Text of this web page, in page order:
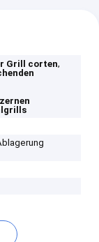
Grill corten,